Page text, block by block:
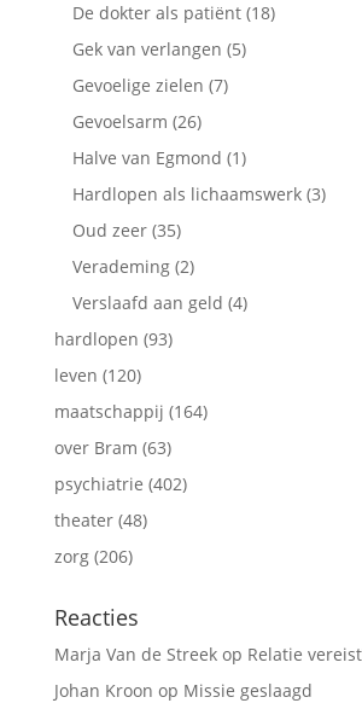
De dokter als patiënt(18)
Gek van verlangen (5)
Gevoelige zielen (7)
Gevoelsarm (26)
Halve van Egmond (1)
Hardlopen als lichaamswerk(3)
Oud zeer(35)
Verademing(2)
Verslaafd aan geld (4)
hardlopen (93)
leven (120)
maatschappij (164)
over Bram (63)
psychiatrie (402)
theater(48)
zorg(206)
Reacties
Marja Van de Streekop Relatie
Johan Kroon op Missie geslaagd